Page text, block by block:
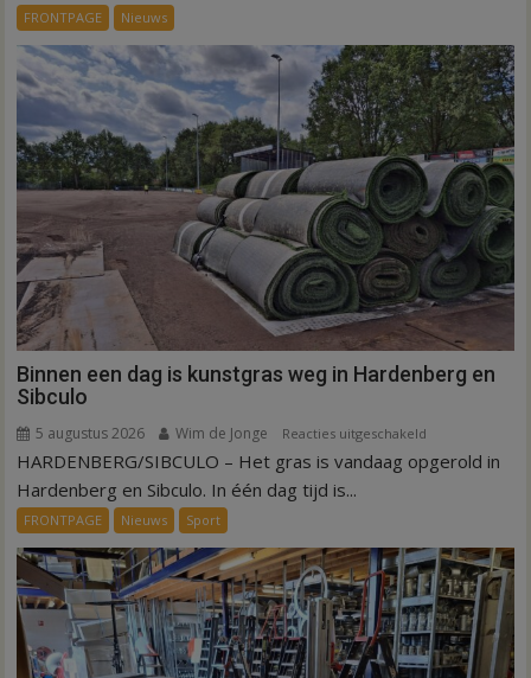
alle
kernen
Hardenberg
FRONTPAGE Nieuws
Binnen een dag is kunstgras weg in Hardenberg en
Sibculo
5 augustus 2026 Wim de Jonge Reacties uitgeschakeld
Binnen
kunstgras
weg
in
Hardenberg
en
HARDENBERG/SIBCULO – Het gras is vandaag opgerold in
Hardenberg en Sibculo. In één dag tijd is...
FRONTPAGE Nieuws Sport